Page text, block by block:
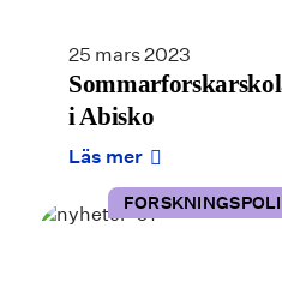
25 mars 2023
i Abisko
Läs mer